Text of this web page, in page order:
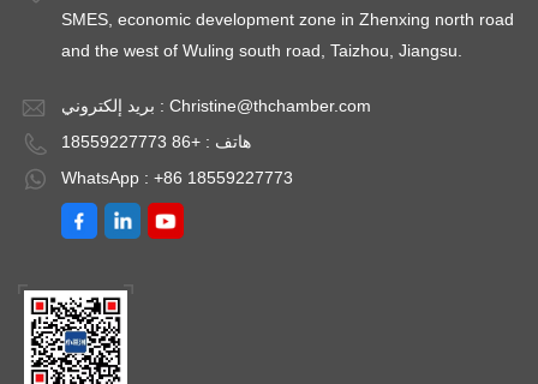
SMES, economic development zone in Zhenxing north road
and the west of Wuling south road, Taizhou, Jiangsu.
بريد إلكتروني : Christine@thchamber.com
هاتف : +86 18559227773
WhatsApp : +86 18559227773